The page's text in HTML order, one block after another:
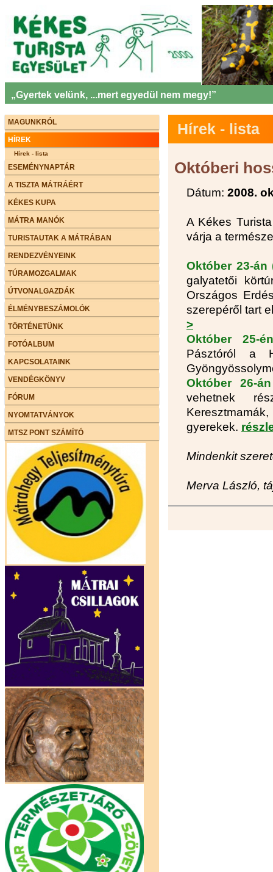
„Gyertek velünk, ...mert egyedül nem megy!”
MAGUNKRÓL
HÍREK
Hírek - lista
ESEMÉNYNAPTÁR
A TISZTA MÁTRÁÉRT
KÉKES KUPA
MÁTRA MANÓK
TURISTAUTAK A MÁTRÁBAN
RENDEZVÉNYEINK
TÚRAMOZGALMAK
ÚTVONALGAZDÁK
ÉLMÉNYBESZÁMOLÓK
TÖRTÉNETÜNK
FOTÓALBUM
KAPCSOLATAINK
VENDÉGKÖNYV
FÓRUM
NYOMTATVÁNYOK
MTSZ PONT SZÁMÍTÓ
Hírek - lista
Októberi
Dátum: 2008.
A Kékes
várja a
Október 23-án
galyatetői
Országos
szerepéről tart
>
Október 25-
Pásztóról a
Október 26-
vehetnek
gyerekek.
Mindenkit
Merva László,